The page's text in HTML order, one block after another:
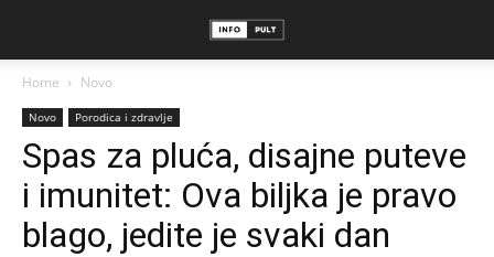
Home Novo
Novo Porodica i zdravlje
Spas za pluća, disajne puteve
i imunitet: Ova biljka je pravo
blago, jedite je svaki dan